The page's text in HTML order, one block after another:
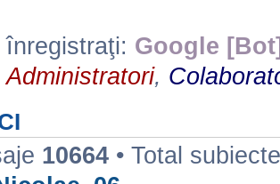
Google
Administratori,
10664 • Total